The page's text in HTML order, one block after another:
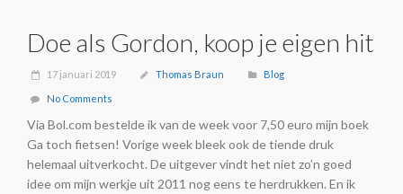
Doe als Gordon, koop je eigen hit
17 januari 2019 Thomas Braun Blog
No Comments
Via Bol.com bestelde ik van de week voor 7,50 euro mijn boek
Ga toch fietsen! Vorige week bleek ook de tiende druk
helemaal uitverkocht. De uitgever vindt het niet zo’n goed
idee om mijn werkje uit 2011 nog eens te herdrukken. En ik